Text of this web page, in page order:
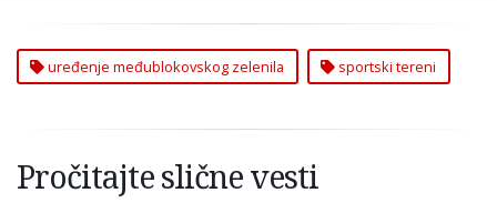
uređenje međublokovskog zelenila sportski tereni
Pročitajte slične vesti